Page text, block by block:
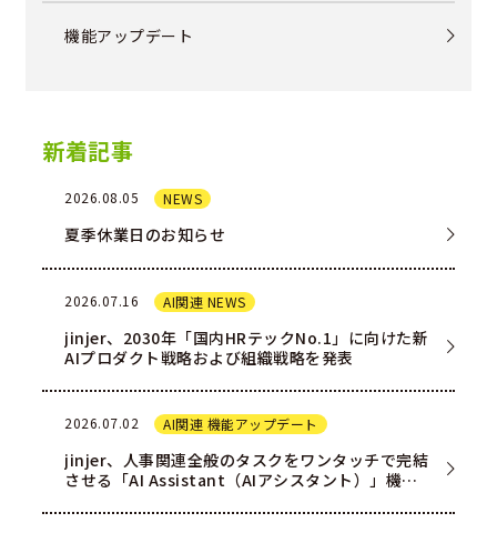
機能アップデート
新着記事
2026.08.05 NEWS
夏季休業日のお知らせ
2026.07.16 AI関連 NEWS
jinjer、2030年「国内HRテックNo.1」に向けた新
AIプロダクト戦略および組織戦略を発表
2026.07.02 AI関連 機能アップデート
jinjer、人事関連全般のタスクをワンタッチで完結
させる「AI Assistant（AIアシスタント）」機能